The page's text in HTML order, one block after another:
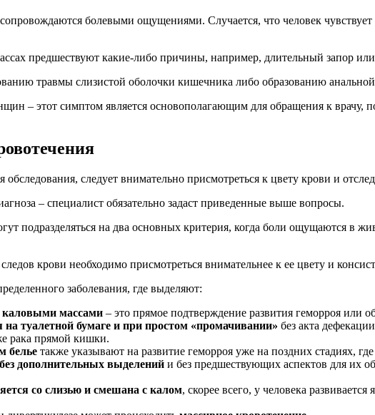
болевыми ощущениями. Случается, что человек
предшествуют какие-либо причины, например, длительный запор или
травмы слизистой оболочки кишечника либо образованию
– этот симптом является основополагающим для обращения к врачу,
следует внимательно присмотреться к цвету крови и
– специалист обязательно задаст приведенные выше вопросы.
подразделяться на два основных критерия, когда боли ощущаются в
крови необходимо присмотреться внимательнее к ее цвету и
заболевания, где выделяют:
каловыми массами – это прямое подтверждение развития геморроя или
туалетной бумаге и при простом «промачивании» без акта
рака прямой кишки.
белье также указывают на развитие геморроя уже на поздних стадиях,
дополнительных выделений и без предшествующих аспектов для их
со слизью и смешана с калом, скорее всего, у человека